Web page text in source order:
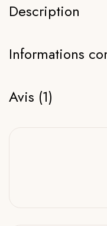
Description
Informations
Avis (1)